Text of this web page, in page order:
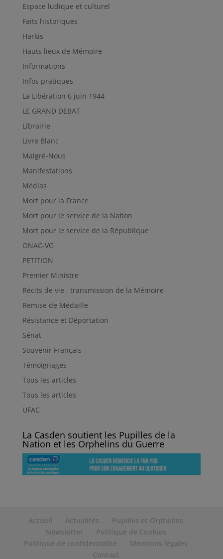
Espace ludique et culturel
Faits historiques
Harkis
Hauts lieux de Mémoire
Informations
Infos pratiques
La Libération 6 juin 1944
LE GRAND DEBAT
Librairie
Livre Blanc
Malgré-Nous
Manifestations
Médias
Mort pour la France
Mort pour le service de la Nation
Mort pour le service de la République
ONAC-VG
PETITION
Premier Ministre
Récits de vie , transmission de la Mémoire
Remise de Médaille
Résistance et Déportation
Sénat
Souvenir Français
Témoignages
Tous les articles
Tous les articles
UFAC
La Casden soutient les Pupilles de la
Nation et les Orphelins du Guerre
Accueil Actualités
Pupilles et Orphelins
Newsletter
Politique de Cookies
Politique de confidentialité
Mentions légales
Contact